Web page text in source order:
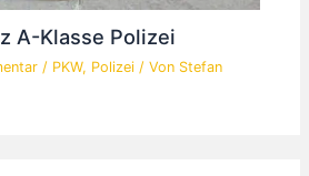
A-Klasse Polizei
/ PKW, Polizei / Von Stefan